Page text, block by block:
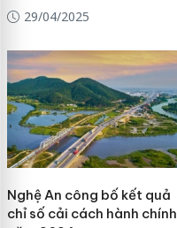
29/04/2025
Nghệ An công bố kết quả
chỉ số cải cách hành chính